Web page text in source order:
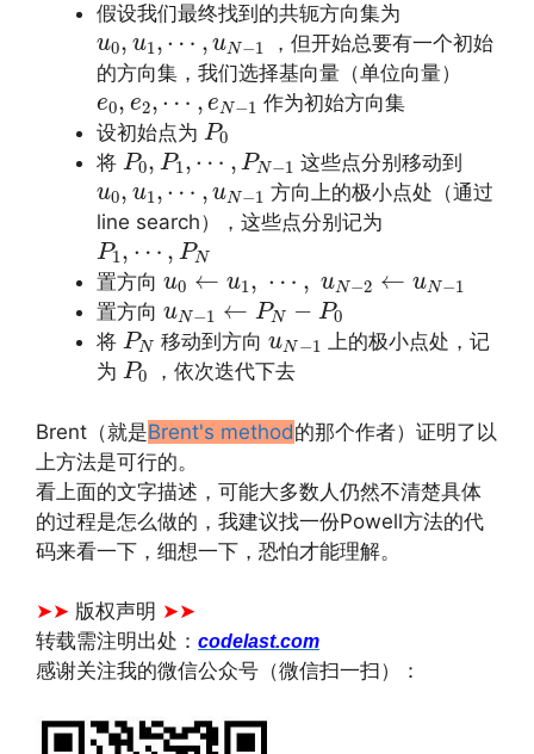
假设我们最终找到的共轭方向集为
u0, u1, ⋯ , uN−1
u0 u1 ⋯ , N− 1
，但开始总要有一个初始
的方向集，我们选择基向量（单位向量）
e0, e2, ⋯ , eN−1
e0 ,e2 , ⋯ eN −1 作为初始方向集
设初始点为 P0
P0
将 P0, P1, ⋯ , PN−1
P0,P1 ,⋯ ,P N
这些点分别移动到
u0, u1, ⋯ , uN−1
u0 u1 ⋯ , N− 1 方向上的极小点处（通过
line search），这些点分别记为
P1, ⋯ , PN
P1 , ⋯ P N
置方向 u0 ← u1, ⋯ , uN−2 ← uN−1
u0 ←u1, ⋯ u −2←uN−1
置方向 uN−1 ← PN − P0
uN ←PN P 0
将 PN
PN 移动到方向uN −1
uN − 上的极小点处，记
为 P0
P0 ，依次迭代下去
Brent（就是Brent's method的那个作者）证明了以
上方法是可行的。
看上面的文字描述，可能大多数人仍然不清楚具体
的过程是怎么做的，我建议找一份Powell方法的代
码来看一下，细想一下，恐怕才能理解。
➤➤ 版权声明 ➤➤
转载需注明出处： codelast.com
感谢关注我的微信公众号（微信扫一扫）：